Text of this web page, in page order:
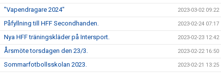
"Vapendragare 2024" 2023-03-02 09:22
Påfyllning till HFF Secondhanden. 2023-02-24 07:17
Nya HFF träningskläder på Intersport. 2023-02-23 12:42
Årsmöte torsdagen den 23/3. 2023-02-22 16:50
Sommarfotbollsskolan 2023. 2023-02-21 13:25